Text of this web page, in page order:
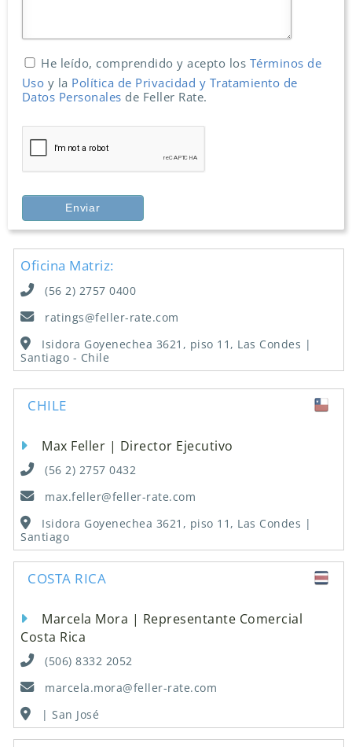
He leído, comprendido y acepto los Términos de
Uso y la Política de Privacidad y Tratamiento de
Datos Personales de Feller Rate.
Oficina Matriz:
(56 2) 2757 0400
ratings@feller-rate.com
Isidora Goyenechea 3621, piso 11, Las Condes |
Santiago - Chile
CHILE
Max Feller | Director Ejecutivo
(56 2) 2757 0432
max.feller@feller-rate.com
Isidora Goyenechea 3621, piso 11, Las Condes |
Santiago
COSTA RICA
Marcela Mora | Representante Comercial
Costa Rica
(506) 8332 2052
marcela.mora@feller-rate.com
| San José